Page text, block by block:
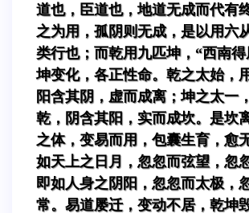
道也，臣道也，地道无成而代有
之为用，孤阴则无成，是以用六
类行也；而乾用九匹坤，“西南
坤变化，各正性命。乾之太始，
阳含其阴，虚而成离；坤之太一
乾，阴含其阳，实而成坎。是坎
之体，变易而用，包囊生育，愈
如天上之日月，忽忽而弦望，忽
即如人身之阴阳，忽忽而太极，
常。易道屡迁，变动不居，乾坤